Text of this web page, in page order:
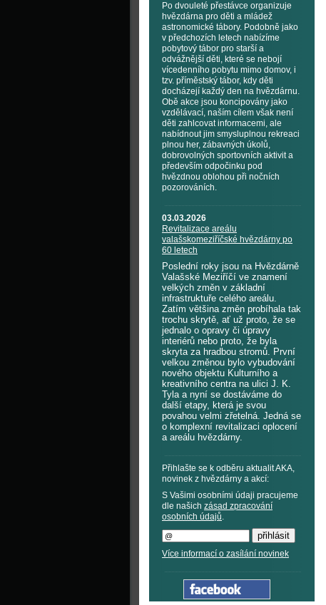
Po dvouleté přestávce organizuje
hvězdárna pro děti a mládež
astronomické tábory. Podobně jako
v předchozích letech nabízíme
pobytový tábor pro starší a
odvážnější děti, které se nebojí
vícedenního pobytu mimo domov, i
tzv. příměstský tábor, kdy děti
docházejí každý den na hvězdárnu.
Obě akce jsou koncipovány jako
vzdělávací, naším cílem však není
děti zahlcovat informacemi, ale
nabídnout jim smysluplnou rekreaci
plnou her, zábavných úkolů,
dobrovolných sportovních aktivit a
především odpočinku pod
hvězdnou oblohou při nočních
pozorováních.
03.03.2026
Revitalizace areálu
valašskomeziříčské hvězdárny po
60 letech
Poslední roky jsou na Hvězdárně
Valašské Meziříčí ve znamení
velkých změn v základní
infrastruktuře celého areálu.
Zatím většina změn probíhala tak
trochu skrytě, ať už proto, že se
jednalo o opravy či úpravy
interiérů nebo proto, že byla
skryta za hradbou stromů. První
velkou změnou bylo vybudování
nového objektu Kulturního a
kreativního centra na ulici J. K.
Tyla a nyní se dostáváme do
další etapy, která je svou
povahou velmi zřetelná. Jedná se
o komplexní revitalizaci oplocení
a areálu hvězdárny.
Přihlašte se k odběru aktualit AKA,
novinek z hvězdárny a akcí:
S Vašimi osobními údaji pracujeme
dle našich zásad zpracování
osobních údajů.
Více informací o zasílání novinek